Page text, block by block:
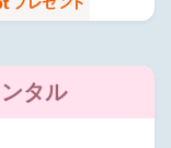
タル